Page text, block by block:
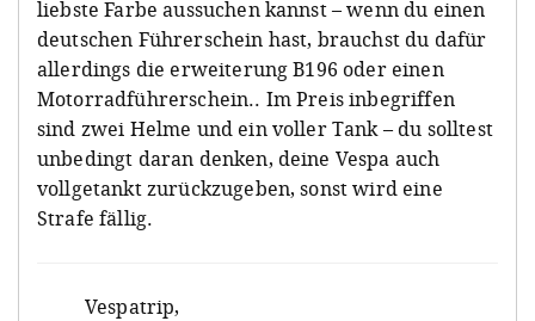
liebste Farbe aussuchen kannst – wenn du einen
deutschen Führerschein hast, brauchst du dafür
allerdings die erweiterung B196 oder einen
Motorradführerschein.. Im Preis inbegriffen
sind zwei Helme und ein voller Tank – du solltest
unbedingt daran denken, deine Vespa auch
vollgetankt zurückzugeben, sonst wird eine
Strafe fällig.
Vespatrip,